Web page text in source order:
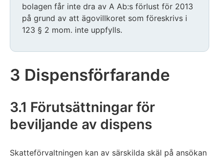
bolagen får inte dra av A Ab:s förlust för 2013
på grund av att ägovillkoret som föreskrivs i
123 § 2 mom. inte uppfylls.
3 Dispensförfarande
3.1 Förutsättningar för
beviljande av dispens
Skatteförvaltningen kan av särskilda skäl på ansökan